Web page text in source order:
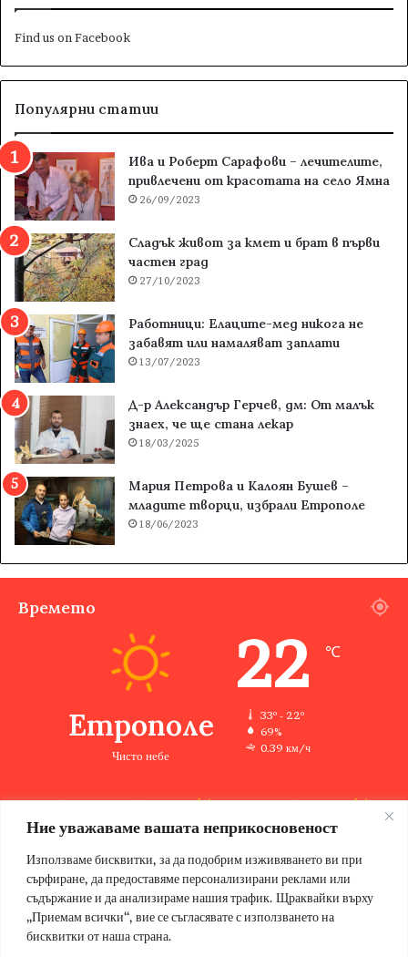
Ние уважаваме вашата неприкосновеност
Използваме бисквитки, за да подобрим изживяването ви при
сърфиране, да предоставяме персонализирани реклами или
съдържание и да анализираме нашия трафик. Щраквайки върху
„Приемам всички“, вие се съгласявате с използването на
бисквитки от наша страна.
Find us on Facebook
Популярни статии
Ива и Роберт Сарафови – лечителите,
привлечени от красотата на село Ямна
26/09/2023
Сладък живот за кмет и брат в първи
частен град
27/10/2023
Работници: Елаците-мед никога не
забавят или намаляват заплати
13/07/2023
Д-р Александър Герчев, дм: От малък
знаех, че ще стана лекар
18/03/2025
Мария Петрова и Калоян Бушев –
младите творци, избрали Етрополе
18/06/2023
Времето
Етрополе
Чисто небе
22 ℃
33º - 22º
69%
0.39 км/ч
33 ℃ 33 ℃ 33 ℃ 33 ℃
© Copyright 2026, Всички права запазени Етрополе за хората |